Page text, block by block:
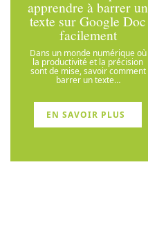
apprendre à barrer un
texte sur Google Doc
facilement
Dans un monde numérique où
la productivité et la précision
sont de mise, savoir comment
barrer un texte…
EN SAVOIR PLUS